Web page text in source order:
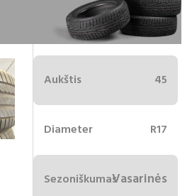
Plotis 225
Aukštis 45
Diameter R17
SezoniškumasVasarinės